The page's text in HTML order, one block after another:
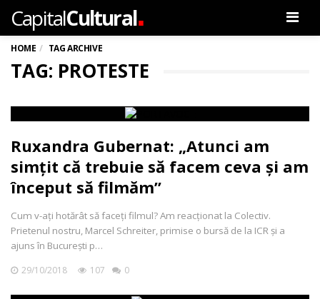
CapitalCultural
HOME TAG ARCHIVE
TAG: PROTESTE
Ruxandra Gubernat: „Atunci am
simțit că trebuie să facem ceva și am
început să filmăm”
Cum v-ați hotărât să faceți filmul? Am reacționat la Colectiv.
Prietenul nostru, Marcel Schreiter, primise o bursă de la ICR și a
ajuns în București p…
29/10/2018 107 0